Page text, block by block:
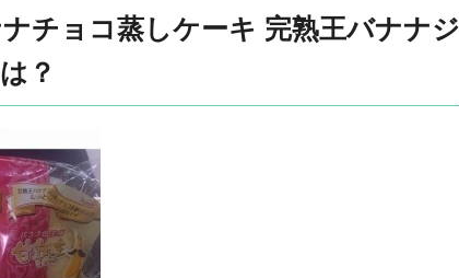
チョコ蒸しケーキ 完熟王バナナジ
？